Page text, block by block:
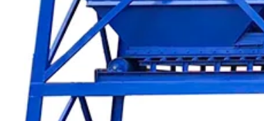
Стационарная грунтосмесительная установка